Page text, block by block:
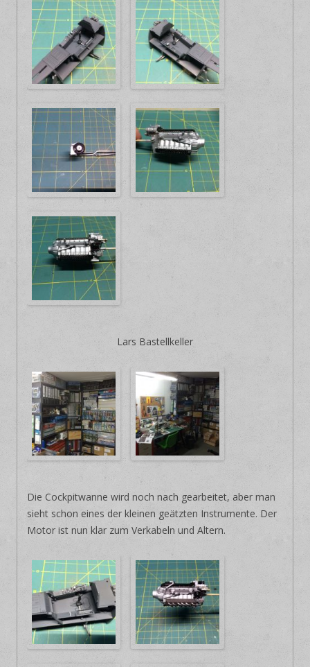
Lars Bastellkeller
Die Cockpitwanne wird noch nach gearbeitet, aber man
sieht schon eines der kleinen geätzten Instrumente. Der
Motor ist nun klar zum Verkabeln und Altern.